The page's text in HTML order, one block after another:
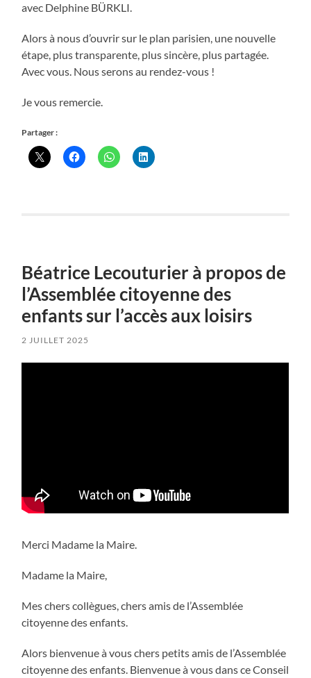
avec Delphine BÜRKLI.
Alors à nous d’ouvrir sur le plan parisien, une nouvelle
étape, plus transparente, plus sincère, plus partagée.
Avec vous. Nous serons au rendez-vous !
Je vous remercie.
Partager :
Béatrice Lecouturier à propos de
l’Assemblée citoyenne des
enfants sur l’accès aux loisirs
2 JUILLET 2025
Merci Madame la Maire.
Madame la Maire,
Mes chers collègues, chers amis de l’Assemblée
citoyenne des enfants.
Alors bienvenue à vous chers petits amis de l’Assemblée
citoyenne des enfants. Bienvenue à vous dans ce Conseil